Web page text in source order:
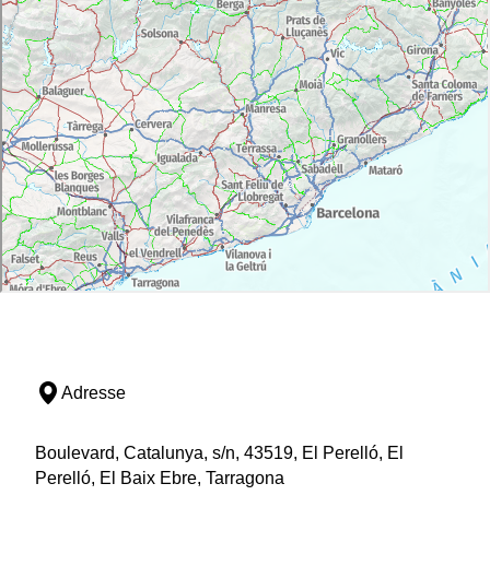
Adresse
Boulevard, Catalunya, s/n, 43519, El Perelló, El
Perelló, El Baix Ebre, Tarragona